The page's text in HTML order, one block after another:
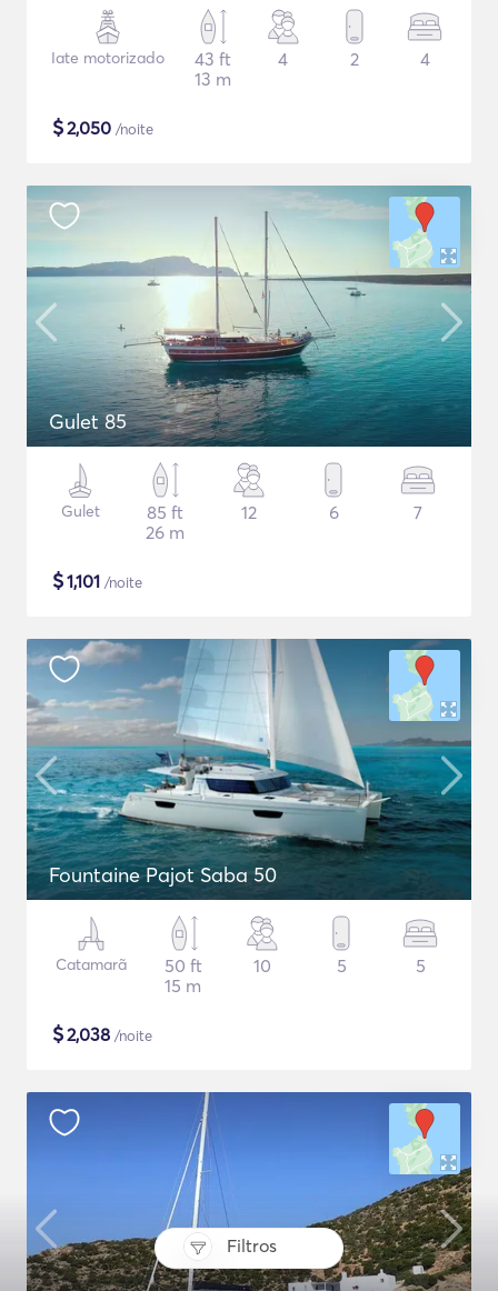
Filtros
Iate motorizado
43 ft
13 m
4 2 4
$2,050 /noite
Gulet 85
Gulet
85 ft
26 m
12 6 7
$1,101 /noite
Fountaine Pajot Saba 50
Catamarã
50 ft
15 m
10 5 5
$2,038 /noite